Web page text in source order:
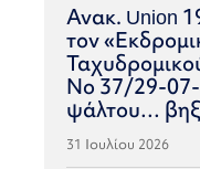
Ανακ. Union
τον
Νο 37/29-
ψάλτου…
31 Ιουλίου 2026